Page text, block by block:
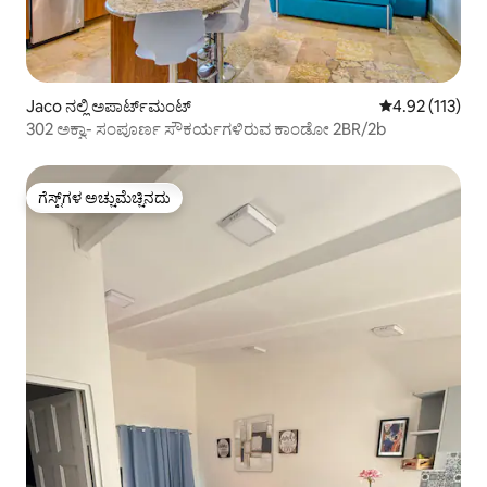
Jaco ನಲ್ಲಿ ಅಪಾರ್ಟ್‌ಮಂಟ್ 5 ರಲ್ಲಿ 4.92
4.92 (113)
302 ಅಕ್ವಾ- ಸಂಪೂರ್ಣ ಸೌಕರ್ಯಗಳಿರುವ ಕಾಂಡೋ 2BR/2b
ಗೆಸ್ಟ್‌ಗಳ ಅಚ್ಚುಮೆಚ್ಚಿನದು
ಗೆಸ್ಟ್‌ಗಳ ಅಚ್ಚುಮೆಚ್ಚಿನದು